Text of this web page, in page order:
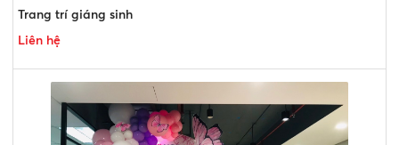
Trang trí giáng sinh
Liên hệ